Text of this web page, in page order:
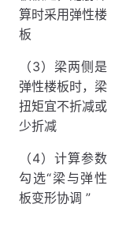
算时采用弹性楼
板
（3）梁两侧是
弹性楼板时，梁
扭矩宜不折减或
少折减
（4）计算参数
勾选“梁与弹性
板变形协调 ”